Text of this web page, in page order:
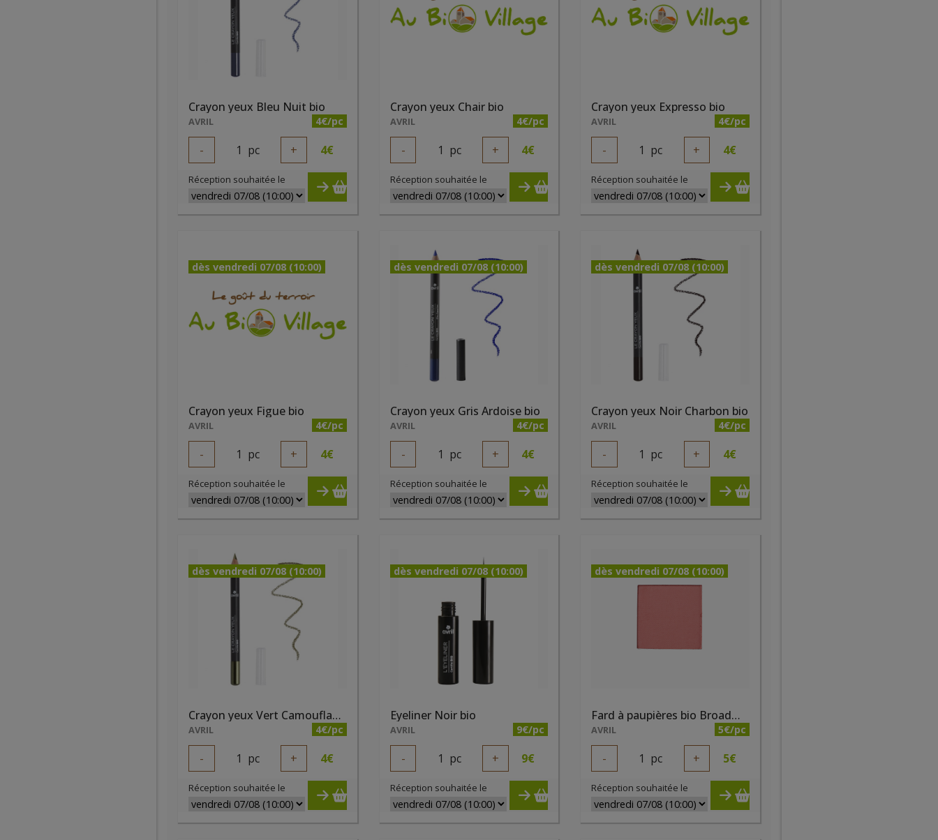
Crayon yeux Bleu Nuit bio
AVRIL 4€/pc
- 1 pc + 4€
Réception souhaitée le
Crayon yeux Chair bio
AVRIL 4€/pc
- 1 pc + 4€
Réception souhaitée le
Crayon yeux Expresso bio
AVRIL 4€/pc
- 1 pc + 4€
Réception souhaitée le
dès vendredi 07/08 (10:00)
Crayon yeux Figue bio
AVRIL 4€/pc
- 1 pc + 4€
Réception souhaitée le
dès vendredi 07/08 (10:00)
Crayon yeux Gris Ardoise bio
AVRIL 4€/pc
- 1 pc + 4€
Réception souhaitée le
dès vendredi 07/08 (10:00)
Crayon yeux Noir Charbon bio
AVRIL 4€/pc
- 1 pc + 4€
Réception souhaitée le
dès vendredi 07/08 (10:00)
Crayon yeux Vert Camouflage bio
AVRIL 4€/pc
- 1 pc + 4€
Réception souhaitée le
dès vendredi 07/08 (10:00)
Eyeliner Noir bio
AVRIL 9€/pc
- 1 pc + 9€
Réception souhaitée le
dès vendredi 07/08 (10:00)
Fard à paupières bio Broadway mat
AVRIL 5€/pc
- 1 pc + 5€
Réception souhaitée le